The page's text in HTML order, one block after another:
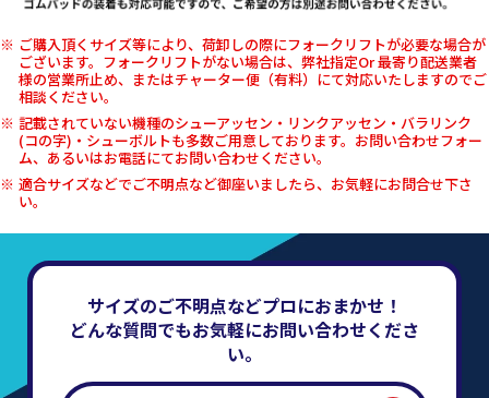
ご購入頂くサイズ等により、荷卸しの際にフォークリフトが必要な場合が
ございます。フォークリフトがない場合は、弊社指定Or 最寄り配送業者
様の営業所止め、またはチャーター便（有料）にて対応いたしますのでご
相談ください。
記載されていない機種のシューアッセン・リンクアッセン・バラリンク
(コの字)・シューボルトも多数ご用意しております。お問い合わせフォー
ム、あるいはお電話にてお問い合わせください。
適合サイズなどでご不明点など御座いましたら、お気軽にお問合せ下さ
い。
サイズのご不明点などプロにおまかせ！
どんな質問でもお気軽にお問い合わせくださ
い。